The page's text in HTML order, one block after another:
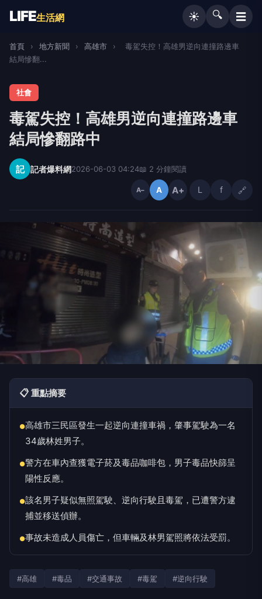
LIFE生活網 ☀️ 🔍 ☰
首頁 › 地方新聞 › 高雄市 ›
毒駕失控！高雄男逆向連撞路邊車
結局慘翻...
社會
毒駕失控！高雄男逆向連撞路邊車
結局慘翻路中
記 記者爆料網2026-06-03 04:24📖 2 分鐘閱讀
A− A A+ L f 🔗
📋 重點摘要
●高雄市三民區發生一起逆向連撞車禍，肇事駕駛為一名
34歲林姓男子。
●警方在車內查獲電子菸及毒品咖啡包，男子毒品快篩呈
陽性反應。
●該名男子疑似無照駕駛、逆向行駛且毒駕，已遭警方逮
捕並移送偵辦。
●事故未造成人員傷亡，但車輛及林男駕照將依法受罰。
#高雄 #毒品 #交通事故 #毒駕 #逆向行駛